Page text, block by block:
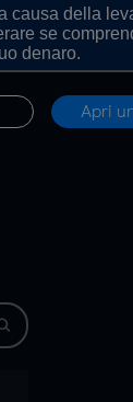
causa della
se
denaro.
Apri